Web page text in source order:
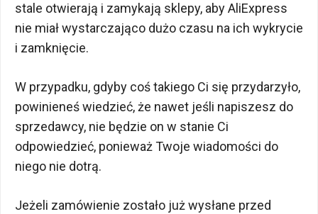
stale otwierają i zamykają sklepy, aby AliExpress
nie miał wystarczająco dużo czasu na ich wykrycie
i zamknięcie.
W przypadku, gdyby coś takiego Ci się przydarzyło,
powinieneś wiedzieć, że nawet jeśli napiszesz do
sprzedawcy, nie będzie on w stanie Ci
odpowiedzieć, ponieważ Twoje wiadomości do
niego nie dotrą.
Jeżeli zamówienie zostało już wysłane przed